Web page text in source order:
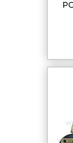
POMPE A EAU DE MER